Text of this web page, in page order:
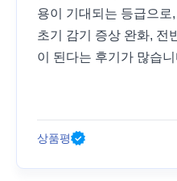
용이 기대되는 등급으로
초기 감기 증상 완화, 전
이 된다는 후기가 많습니
상품평